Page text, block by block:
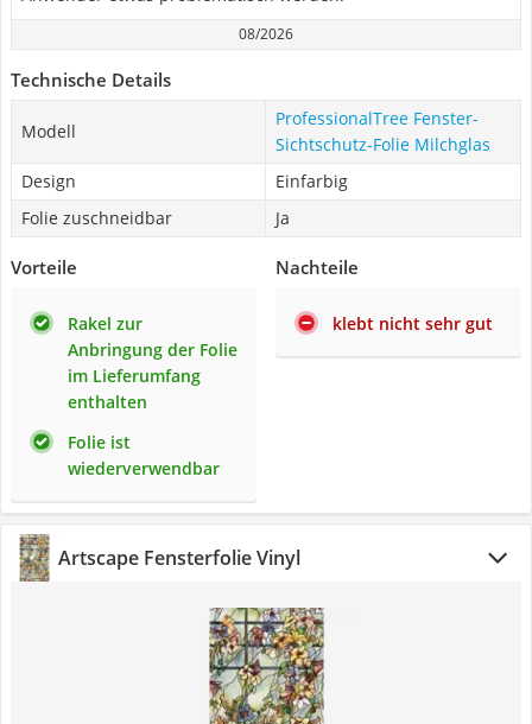
08/2026
Technische Details
Modell
ProfessionalTree Fenster-
Sichtschutz-Folie Milchglas
Design
Einfarbig
Folie zuschneidbar
Ja
Vorteile
Rakel zur
Anbringung der Folie
im Lieferumfang
enthalten
Folie ist
wiederverwendbar
Nachteile
klebt nicht sehr gut
Artscape Fensterfolie Vinyl